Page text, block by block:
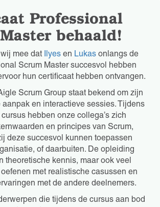
Professional
behaald!
mee dat Ilyes en Lukas onlangs de
Scrum Master succesvol hebben
hun certificaat hebben ontvangen.
Scrum Group staat bekend om zijn
aanpak en interactieve sessies. Tijdens
hebben onze collega’s zich
en principes van Scrum,
deze succesvol kunnen toepassen
of daarbuiten. De opleiding
theoretische kennis, maar ook veel
met realistische casussen en
met de andere deelnemers.
die tijdens de cursus aan bod